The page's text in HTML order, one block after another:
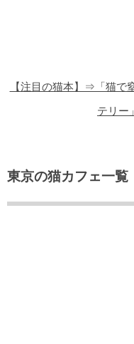
【注目の猫本】⇒「猫で
テリー
東京の猫カフェ一覧
猫のゲーム・アプリ
猫のフリー写真素材